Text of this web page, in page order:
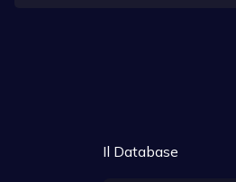
Il Database